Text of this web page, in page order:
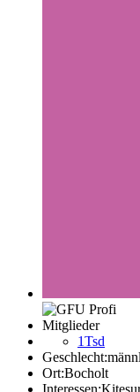
Mitglieder
1Tsd
Geschlecht:
Ort:Bocholt